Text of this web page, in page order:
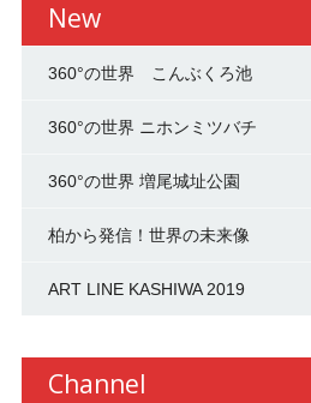
New
360°の世界 こんぶくろ池
360°の世界 ニホンミツバチ
360°の世界 増尾城址公園
柏から発信！世界の未来像
ART LINE KASHIWA 2019
Channel